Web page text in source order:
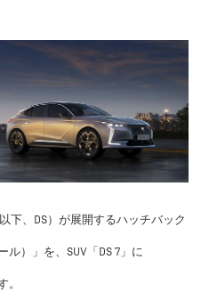
下、DS）が展開するハッチバック
ル）」を、SUV「DS 7」に
。